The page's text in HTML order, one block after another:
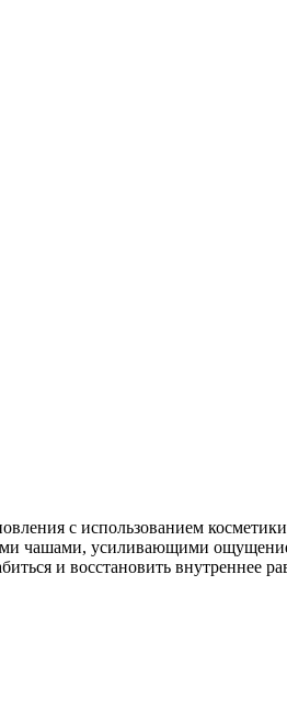
с использованием
чашами, усиливающими
и восстановить внутреннее